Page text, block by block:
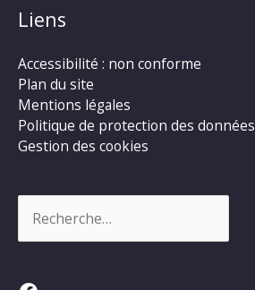
Liens
Accessibilité : non conforme
Plan du site
Mentions légales
Politique de protection des données
Gestion des cookies